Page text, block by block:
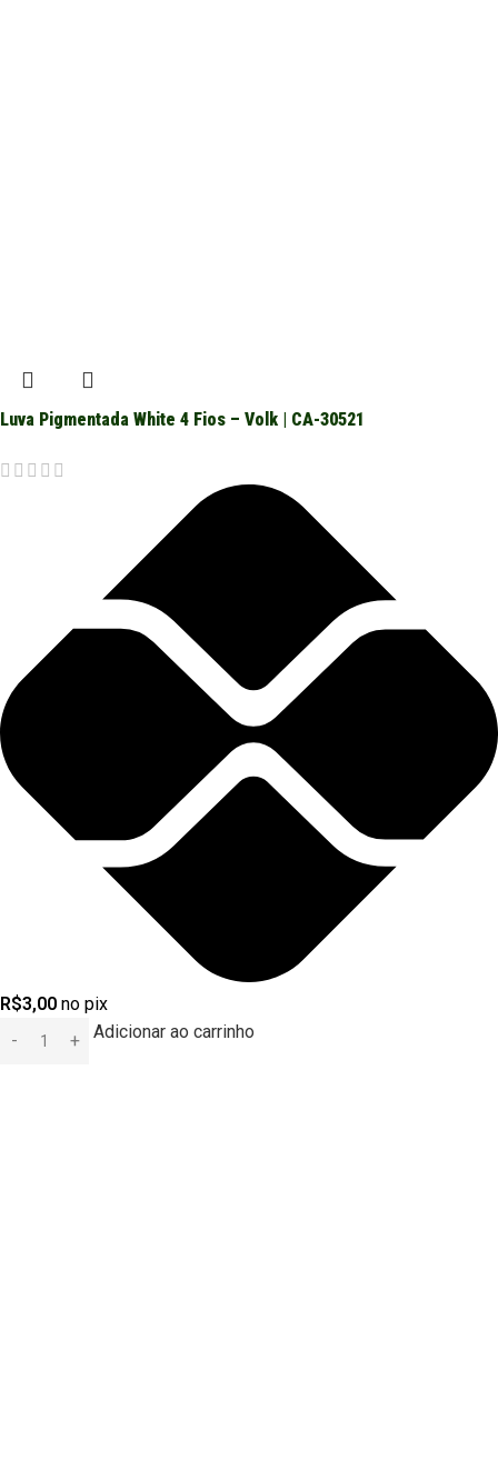
Luva Pigmentada White 4 Fios – Volk | CA-30521
R$3,00 no pix
Adicionar ao carrinho